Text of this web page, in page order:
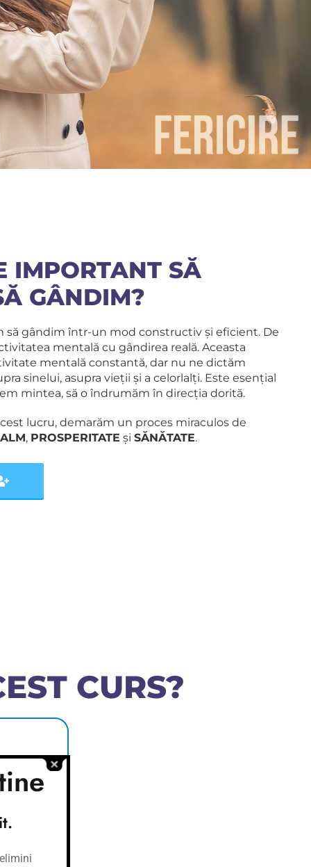
IMPORTANT SĂ
GÂNDIM?
să gândim într-un mod constructiv și eficient. De
mentală cu gândirea reală. Aceasta
mentală constantă, dar nu ne dictăm
sinelui, asupra vieții și a celorlalți. Este esențial
mintea, să o îndrumăm în direcția dorită.
lucru, demarăm un proces miraculos de
, PROSPERITATE și SĂNĂTATE.
CURS?
aibă o
calea